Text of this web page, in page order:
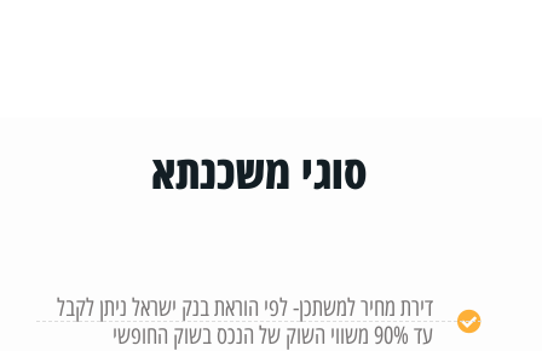
סוגי משכנתא
דירת מחיר למשתכן- לפי הוראת בנק ישראל ניתן לקבל
עד 90% משווי השוק של הנכס בשוק החופשי